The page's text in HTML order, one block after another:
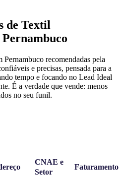
de Textil
Pernambuco
recomendadas pela
e precisas, pensada para a
tempo e focando no Lead Ideal
É a verdade que vende: menos
no seu funil.
CNAE e
Setor
Faturamento